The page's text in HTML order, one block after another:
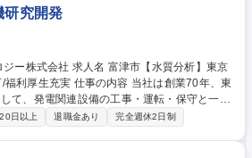
無し選択可
研究開発
津市【水質分析】東京
容 当社は創業70年、東
て、発電関連設備の工事・運転・保守と一貫
スを提供。そんな当社にて火力発電所発電設
日以上 退職金あり 完全週休2日制